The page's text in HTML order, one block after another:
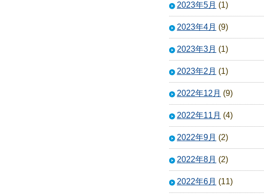
2023年5月 (1)
2023年4月 (9)
2023年3月 (1)
2023年2月 (1)
2022年12月 (9)
2022年11月 (4)
2022年9月 (2)
2022年8月 (2)
2022年6月 (11)